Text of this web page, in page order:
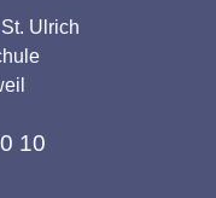
Ulrich
10